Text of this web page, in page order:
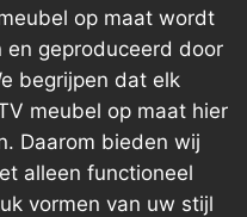
op maat wordt
geproduceerd door
begrijpen dat elk
meubel op maat hier
Daarom bieden wij
alleen functioneel
vormen van uw stijl